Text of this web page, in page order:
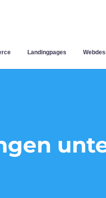
Landingpages